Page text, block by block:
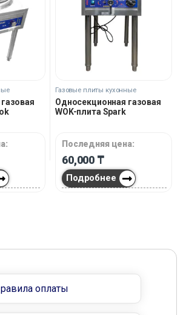
Газовые плиты кухонные
Односекционная газовая
WOK-плита Spark
Последняя цена:
60,000 ₸
Подробнее
оплаты